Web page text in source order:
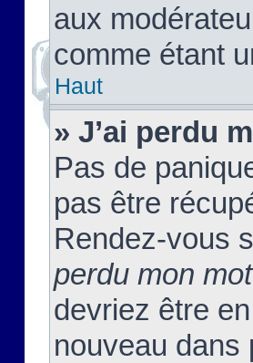
aux
comme étant
Haut
» J’ai perdu
Pas de
pas être
Rendez-vous
perdu mon
devriez être
nouveau dans